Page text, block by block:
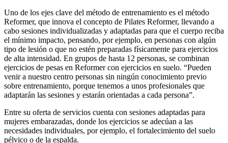
Uno de los ejes clave del método de entrenamiento es el método
Reformer, que innova el concepto de Pilates Reformer, llevando a
cabo sesiones individualizadas y adaptadas para que el cuerpo reciba
el mínimo impacto, pensando, por ejemplo, en personas con algún
tipo de lesión o que no estén preparadas físicamente para ejercicios
de alta intensidad. En grupos de hasta 12 personas, se combinan
ejercicios de pesas en Reformer con ejercicios en suelo. “Pueden
venir a nuestro centro personas sin ningún conocimiento previo
sobre entrenamiento, porque tenemos a unos profesionales que
adaptarán las sesiones y estarán orientadas a cada persona”.
Entre su oferta de servicios cuenta con sesiones adaptadas para
mujeres embarazadas, donde los ejercicios se adecúan a las
necesidades individuales, por ejemplo, el fortalecimiento del suelo
pélvico o de la espalda.